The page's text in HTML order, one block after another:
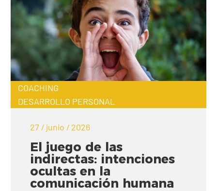
COACHING
DESARROLLO PERSONAL
27 / junio / 2026
El juego de las
indirectas: intenciones
ocultas en la
comunicación humana